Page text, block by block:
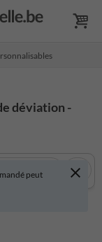
déviation -
peut
Voir en 3D